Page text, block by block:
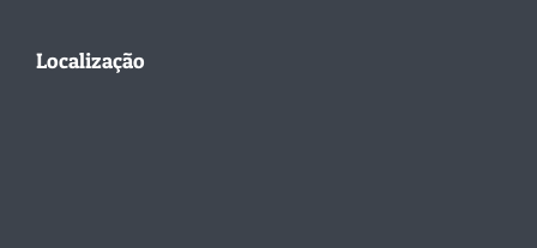
Localização